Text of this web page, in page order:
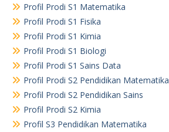
Profil Prodi S1 Matematika
Profil Prodi S1 Fisika
Profil Prodi S1 Kimia
Profil Prodi S1 Biologi
Profil Prodi S1 Sains Data
Profil Prodi S2 Pendidikan Matematika
Profil Prodi S2 Pendidikan Sains
Profil Prodi S2 Kimia
Profil S3 Pendidikan Matematika